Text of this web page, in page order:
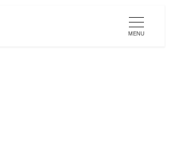
MENU